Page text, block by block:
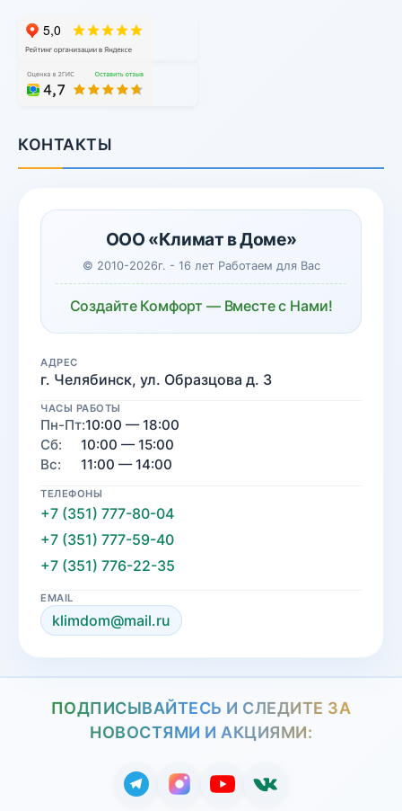
КОНТАКТЫ
ООО «Климат в Доме»
© 2010-2026г. - 16 лет Работаем для Вас
Создайте Комфорт — Вместе с Нами!
АДРЕС
г. Челябинск, ул. Образцова д. 3
ЧАСЫ РАБОТЫ
Пн-Пт:10:00 — 18:00
Сб:
10:00 — 15:00
Вс:
11:00 — 14:00
ТЕЛЕФОНЫ
+7 (351) 777-80-04
+7 (351) 777-59-40
+7 (351) 776-22-35
EMAIL
klimdom@mail.ru
ПОДПИСЫВАЙТЕСЬ И СЛЕДИТЕ ЗА
НОВОСТЯМИ И АКЦИЯМИ: